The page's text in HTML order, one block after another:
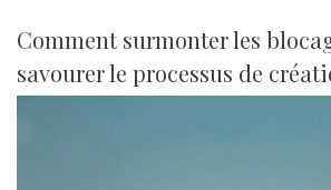
Comment surmonter les
savourer le processus de